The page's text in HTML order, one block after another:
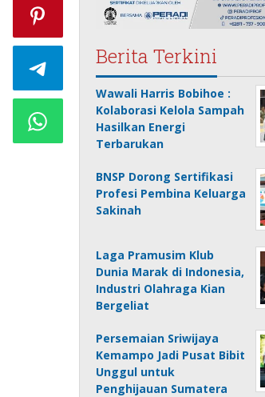
Berita Terkini
Wawali Harris Bobihoe :
Kolaborasi Kelola Sampah
Hasilkan Energi
Terbarukan
BNSP Dorong Sertifikasi
Profesi Pembina Keluarga
Sakinah
Laga Pramusim Klub
Dunia Marak di Indonesia,
Industri Olahraga Kian
Bergeliat
Persemaian Sriwijaya
Kemampo Jadi Pusat Bibit
Unggul untuk
Penghijauan Sumatera